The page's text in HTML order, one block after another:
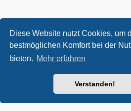
Diese Website nutzt Cookies, um
bestmöglichen Komfort bei der
bieten. Mehr erfahren
Verstanden!